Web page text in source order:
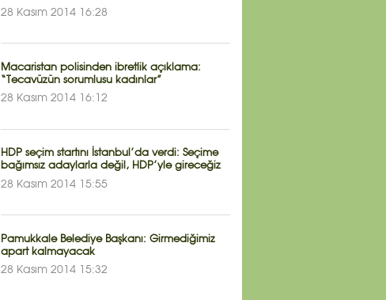
28 Kasım 2014 16:28
Macaristan polisinden ibretlik açıklama:
“Tecavüzün sorumlusu kadınlar”
28 Kasım 2014 16:12
HDP seçim startını İstanbul’da verdi: Seçime
bağımsız adaylarla değil, HDP’yle gireceğiz
28 Kasım 2014 15:55
Pamukkale Belediye Başkanı: Girmediğimiz
apart kalmayacak
28 Kasım 2014 15:32